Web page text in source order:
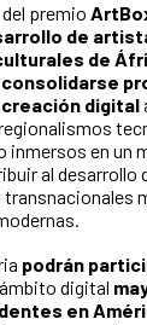
premio
de
de
consolidarse
creación digital
en un
al desarrollo
podrán
digital
en